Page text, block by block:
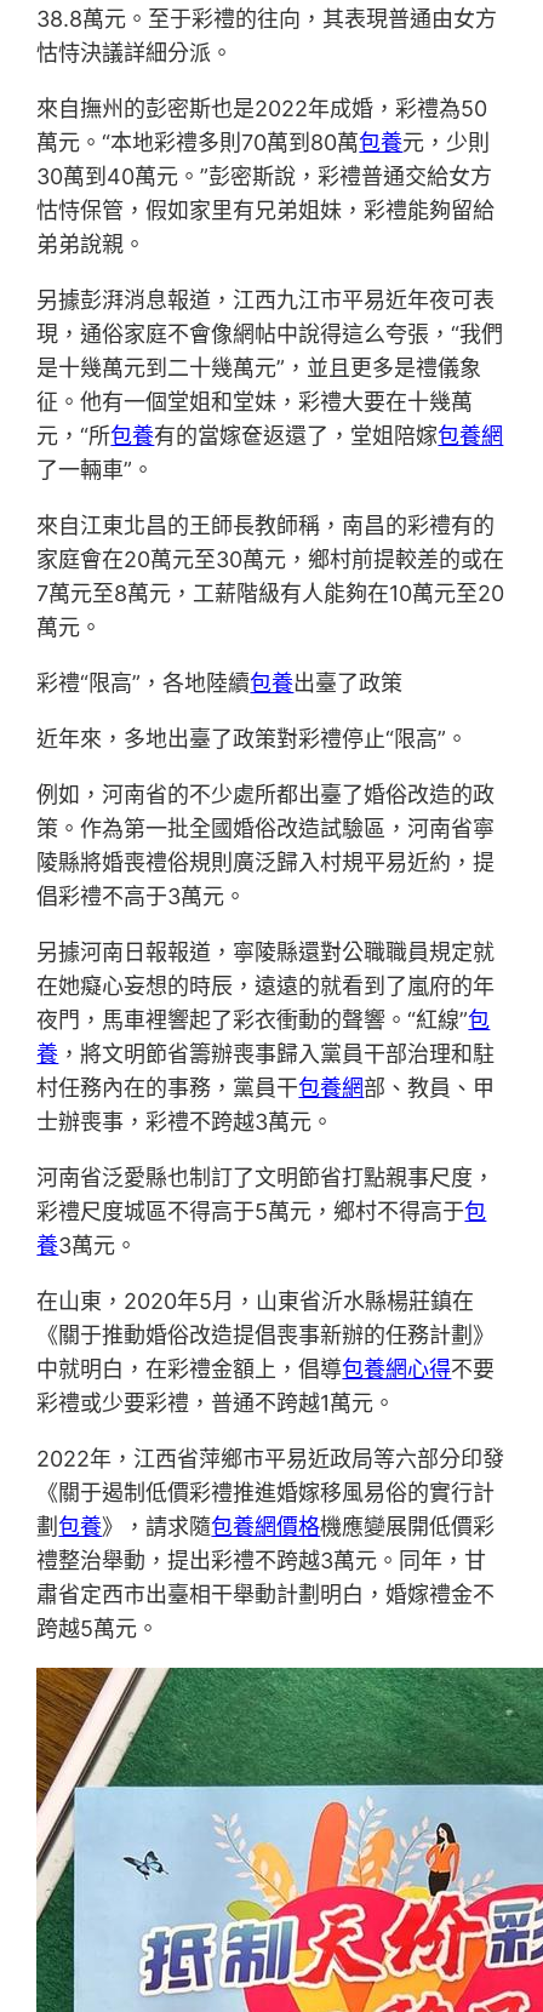
38.8萬元。至于彩禮的往向，其表現普通由女方
怙恃決議詳細分派。
來自撫州的彭密斯也是2022年成婚，彩禮為50
萬元。“本地彩禮多則70萬到80萬包養元，少則
30萬到40萬元。”彭密斯說，彩禮普通交給女方
怙恃保管，假如家里有兄弟姐妹，彩禮能夠留給
弟弟說親。
另據彭湃消息報道，江西九江市平易近年夜可表
現，通俗家庭不會像網帖中說得這么夸張，“我們
是十幾萬元到二十幾萬元”，並且更多是禮儀象
征。他有一個堂姐和堂妹，彩禮大要在十幾萬
元，“所包養有的當嫁奩返還了，堂姐陪嫁包養網
了一輛車”。
來自江東北昌的王師長教師稱，南昌的彩禮有的
家庭會在20萬元至30萬元，鄉村前提較差的或在
7萬元至8萬元，工薪階級有人能夠在10萬元至20
萬元。
彩禮“限高”，各地陸續包養出臺了政策
近年來，多地出臺了政策對彩禮停止“限高”。
例如，河南省的不少處所都出臺了婚俗改造的政
策。作為第一批全國婚俗改造試驗區，河南省寧
陵縣將婚喪禮俗規則廣泛歸入村規平易近約，提
倡彩禮不高于3萬元。
另據河南日報報道，寧陵縣還對公職職員規定就
在她癡心妄想的時辰，遠遠的就看到了嵐府的年
夜門，馬車裡響起了彩衣衝動的聲響。“紅線”包
養 ，將文明節省籌辦喪事歸入黨員干部治理和駐
村任務內在的事務，黨員干包養網部、教員、甲
士辦喪事，彩禮不跨越3萬元。
河南省泛愛縣也制訂了文明節省打點親事尺度，
彩禮尺度城區不得高于5萬元，鄉村不得高于包
養3萬元。
在山東，2020年5月，山東省沂水縣楊莊鎮在
《關于推動婚俗改造提倡喪事新辦的任務計劃》
中就明白，在彩禮金額上，倡導包養網心得不要
彩禮或少要彩禮，普通不跨越1萬元。
2022年，江西省萍鄉市平易近政局等六部分印發
《關于遏制低價彩禮推進婚嫁移風易俗的實行計
劃包養》，請求隨包養網價格機應變展開低價彩
禮整治舉動，提出彩禮不跨越3萬元。同年，甘
肅省定西市出臺相干舉動計劃明白，婚嫁禮金不
跨越5萬元。